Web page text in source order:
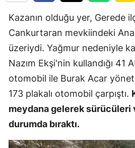
Kazanın olduğu yer, Gerede
Cankurtaran mevkiindeki
üzeriydi. Yağmur nedeniyle
Nazım Ekşi'nin kullandığı 41
otomobil ile Burak Acar
173 plakalı otomobil çarpıştı.
meydana gelerek sürücüleri
durumda bıraktı.